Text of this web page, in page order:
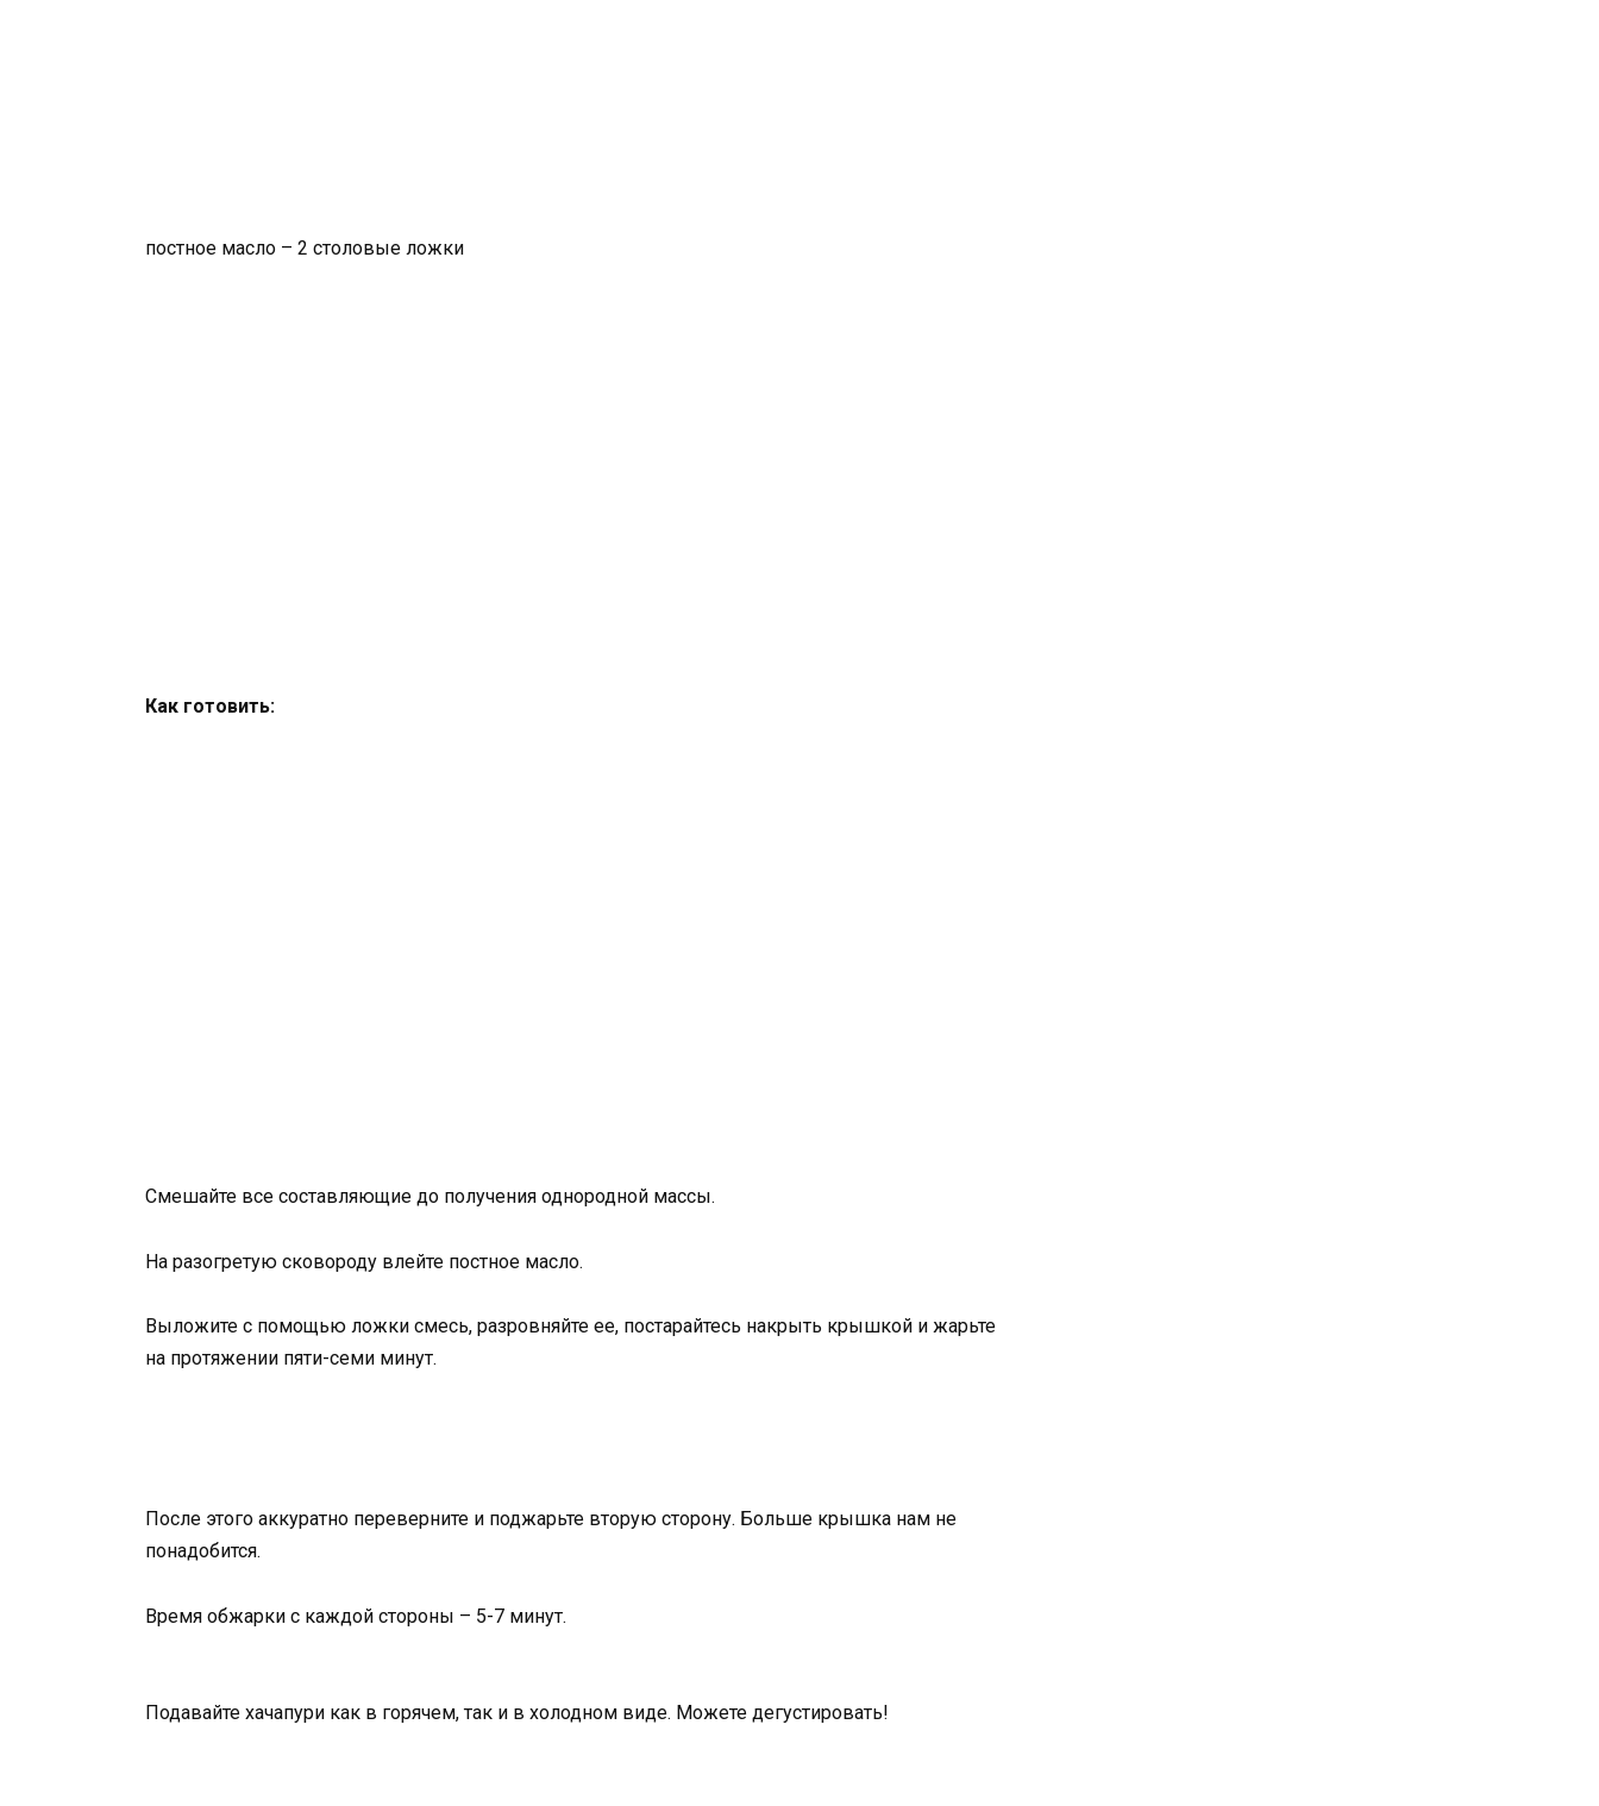
постное масло – 2 столовые ложки
Как готовить:
Смешайте все составляющие до получения однородной массы.
На разогретую сковороду влейте постное масло.
Выложите с помощью ложки смесь, разровняйте ее, постарайтесь накрыть крышкой и жарьте
на протяжении пяти-семи минут.
После этого аккуратно переверните и поджарьте вторую сторону. Больше крышка нам не
понадобится.
Время обжарки с каждой стороны – 5-7 минут.
Подавайте хачапури как в горячем, так и в холодном виде. Можете дегустировать!